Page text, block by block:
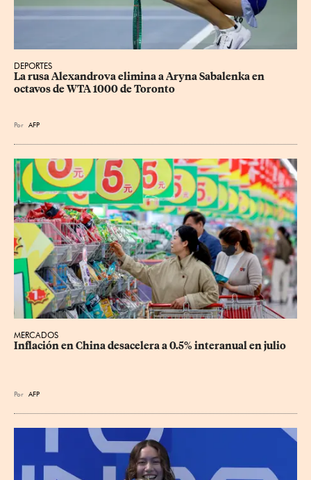
DEPORTES
La rusa Alexandrova elimina a Aryna Sabalenka en
octavos de WTA 1000 de Toronto
Por AFP
MERCADOS
Inflación en China desacelera a 0.5% interanual en julio
Por AFP